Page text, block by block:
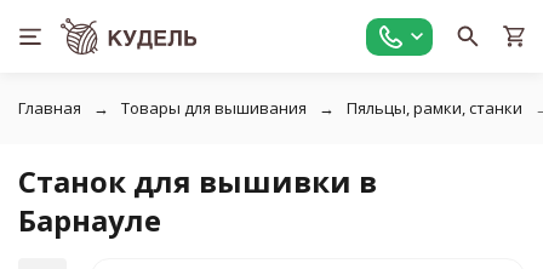
Главная Товары для вышивания Пяльцы, рамки, станки
Станок для вышивки в
Барнауле